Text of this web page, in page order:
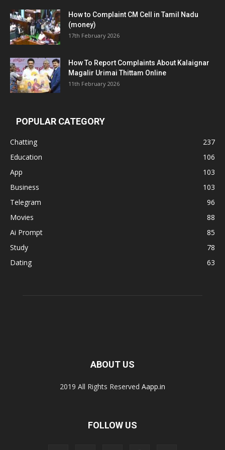
How to Complaint CM Cell in Tamil Nadu
(money)
17th February 2026
How To Report Complaints About Kalaignar
Magalir Urimai Thittam Online
11th February 2026
POPULAR CATEGORY
Chatting
237
Education
106
App
103
Business
103
Telegram
96
Movies
88
Ai Prompt
85
Study
78
Dating
63
ABOUT US
2019 All Rights Reserved Aapp.in
FOLLOW US